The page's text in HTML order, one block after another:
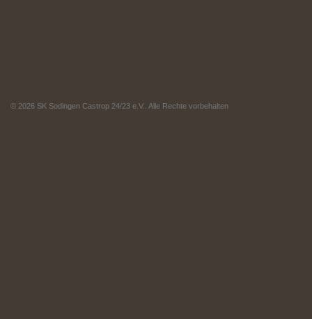
© 2026 SK Sodingen Castrop 24/23 e.V.. Alle Rechte vorbehalten